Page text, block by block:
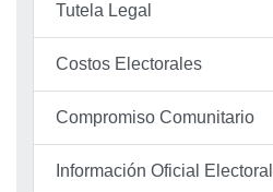
Tutela Legal
Costos Electorales
Compromiso Comunitario
Información Oficial